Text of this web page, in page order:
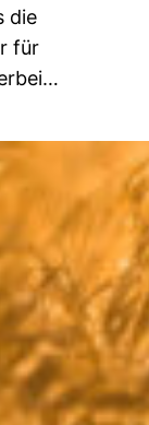
die
für